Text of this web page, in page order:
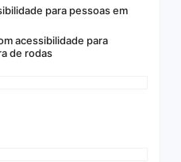
para pessoas em
acessibilidade para
de rodas